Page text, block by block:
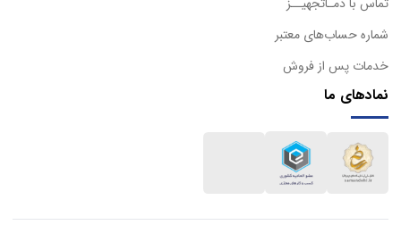
شماره حساب‌های معتبر
خدمات پس از فروش
نمادهای ما